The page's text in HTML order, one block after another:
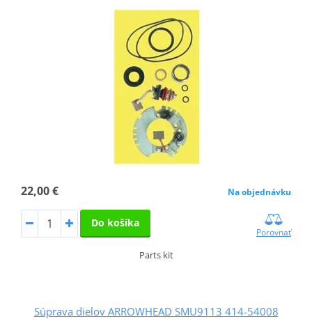
22,00 € Na objednávku
Do košíka
Porovnať
Parts kit
Súprava dielov ARROWHEAD SMU9113 414-54008